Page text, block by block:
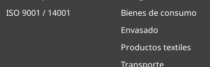
ISO 9001 / 14001
Bienes de consumo
Envasado
Productos textiles
Transporte